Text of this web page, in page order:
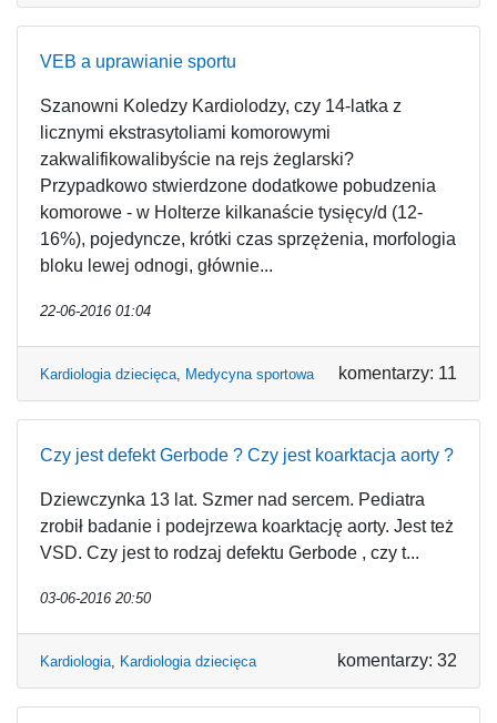
VEB a uprawianie sportu
Szanowni Koledzy Kardiolodzy, czy 14-latka z
licznymi ekstrasytoliami komorowymi
zakwalifikowalibyście na rejs żeglarski?
Przypadkowo stwierdzone dodatkowe pobudzenia
komorowe - w Holterze kilkanaście tysięcy/d (12-
16%), pojedyncze, krótki czas sprzężenia, morfologia
bloku lewej odnogi, głównie...
22-06-2016 01:04
Kardiologia dziecięca, Medycyna sportowa komentarzy: 11
Czy jest defekt Gerbode ? Czy jest koarktacja aorty ?
Dziewczynka 13 lat. Szmer nad sercem. Pediatra
zrobił badanie i podejrzewa koarktację aorty. Jest też
VSD. Czy jest to rodzaj defektu Gerbode , czy t...
03-06-2016 20:50
Kardiologia, Kardiologia dziecięca komentarzy: 32